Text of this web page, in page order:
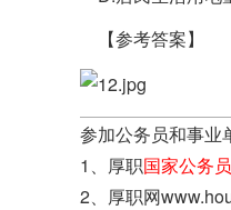
【参考答案】
参加公务员和事业
1、厚职国家公务
2、厚职网